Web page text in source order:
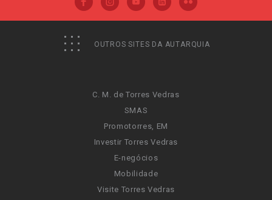
OUTROS SITES DA AUTARQUIA
C. M. de Torres Vedras
SMAS
Promotorres, EM
Investir Torres Vedras
E-negócios
Mobilidade
Visite Torres Vedras